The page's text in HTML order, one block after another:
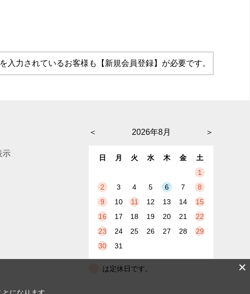
力されているお客様も【新規会員登録】が必要です。
示
＜ ＞
2026年8月
日 月 火 水 木 金
土
1
2
3 4 5 6 7
8
9
10 11 12 13 14
15
16
17 18 19 20 21
22
23
24 25 26 27 28
29
30
31
は定休日です。 ✕